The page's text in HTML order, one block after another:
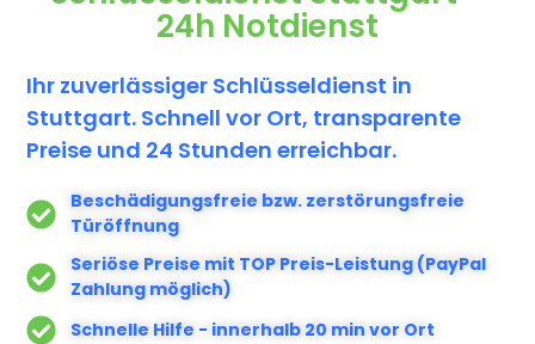
24h Notdienst
Ihr zuverlässiger Schlüsseldienst in
Stuttgart. Schnell vor Ort, transparente
Preise und 24 Stunden erreichbar.
Beschädigungsfreie bzw. zerstörungsfreie
Türöffnung
Seriöse Preise mit TOP Preis-Leistung (PayPal
Zahlung möglich)
Schnelle Hilfe - innerhalb 20 min vor Ort